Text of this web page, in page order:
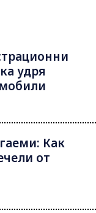
удря
Как
от